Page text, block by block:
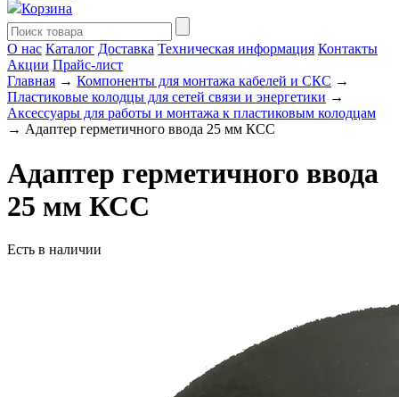
Корзина
О нас Каталог Доставка Техническая информация Контакты
Акции Прайс-лист
Главная → Компоненты для монтажа кабелей и СКС →
Пластиковые колодцы для сетей связи и энергетики →
Аксессуары для работы и монтажа к пластиковым колодцам
→ Адаптер герметичного ввода 25 мм КСС
Адаптер герметичного ввода
25 мм КСС
Есть в наличии